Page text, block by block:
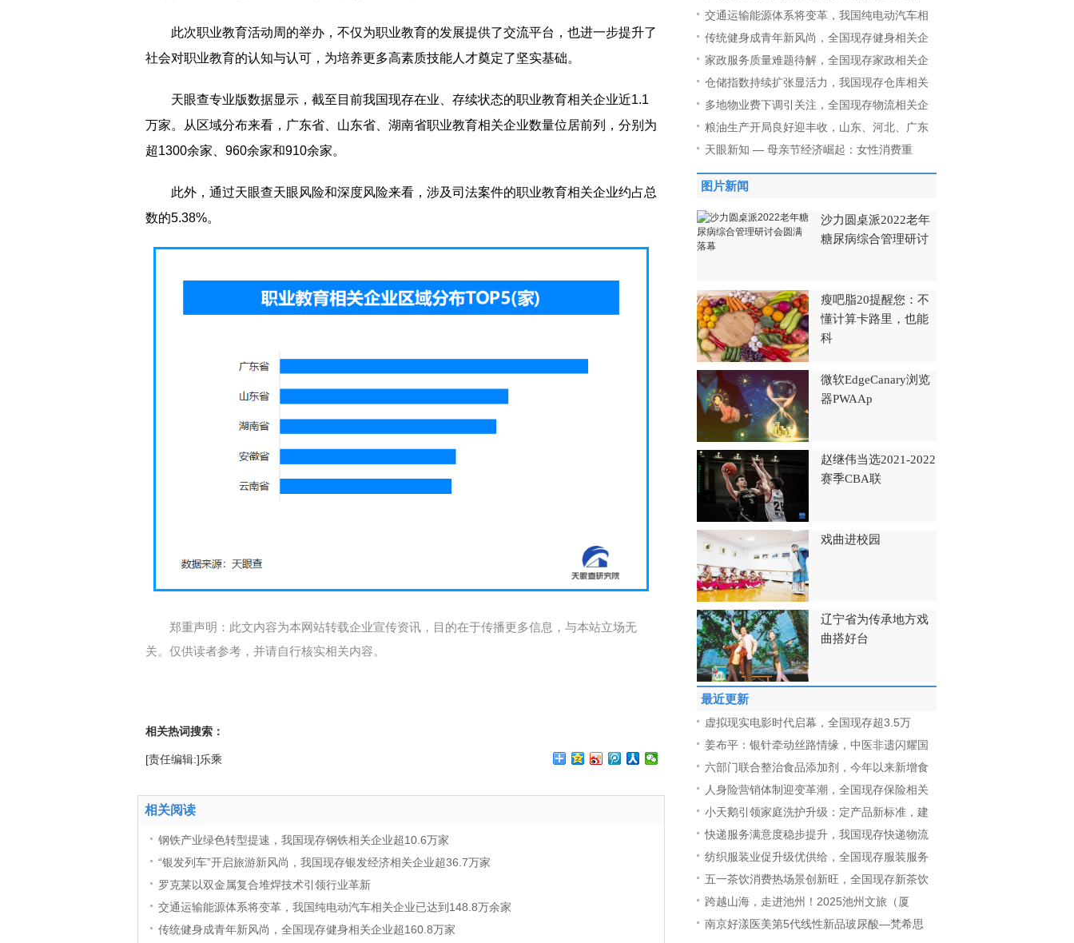
此次职业教育活动周的举办，不仅为职业教育的发展提供了交流平台，也进一步提升了
社会对职业教育的认知与认可，为培养更多高素质技能人才奠定了坚实基础。
天眼查专业版数据显示，截至目前我国现存在业、存续状态的职业教育相关企业近1.1
万家。从区域分布来看，广东省、山东省、湖南省职业教育相关企业数量位居前列，分别为
超1300余家、960余家和910余家。
此外，通过天眼查天眼风险和深度风险来看，涉及司法案件的职业教育相关企业约占总
数的5.38%。
郑重声明：此文内容为本网站转载企业宣传资讯，目的在于传播更多信息，与本站立场无
关。仅供读者参考，并请自行核实相关内容。
相关热词搜索：
[责任编辑:]乐乘
相关阅读
钢铁产业绿色转型提速，我国现存钢铁相关企业超10.6万家
“银发列车”开启旅游新风尚，我国现存银发经济相关企业超36.7万家
罗克莱以双金属复合堆焊技术引领行业革新
交通运输能源体系将变革，我国纯电动汽车相关企业已达到148.8万余家
传统健身成青年新风尚，全国现存健身相关企业超160.8万家
交通运输能源体系将变革，我国纯电动汽车相
传统健身成青年新风尚，全国现存健身相关企
家政服务质量难题待解，全国现存家政相关企
仓储指数持续扩张显活力，我国现存仓库相关
多地物业费下调引关注，全国现存物流相关企
粮油生产开局良好迎丰收，山东、河北、广东
天眼新知 — 母亲节经济崛起：女性消费重
图片新闻
沙力圆桌派2022老年
糖尿病综合管理研讨
瘦吧脂20提醒您：不
懂计算卡路里，也能
科
微软EdgeCanary浏览
器PWAAp
赵继伟当选2021-2022
赛季CBA联
戏曲进校园
辽宁省为传承地方戏
曲搭好台
最近更新
虚拟现实电影时代启幕，全国现存超3.5万
姜布平：银针牵动丝路情缘，中医非遗闪耀国
六部门联合整治食品添加剂，今年以来新增食
人身险营销体制迎变革潮，全国现存保险相关
小天鹅引领家庭洗护升级：定产品新标准，建
快递服务满意度稳步提升，我国现存快递物流
纺织服装业促升级优供给，全国现存服装服务
五一茶饮消费热场景创新旺，全国现存新茶饮
跨越山海，走进池州！2025池州文旅（厦
南京好漾医美第5代线性新品玻尿酸—梵希思